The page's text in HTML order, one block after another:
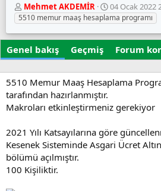
Y
a
z
a
r
Mehmet AKDEMİR
O
l
u
ş
u
r
u
a
a
r
04 Ocak 2022
5510 memur maaş hesaplama programı
Genel bakış Geçmiş Forum
5510 Memur Maaş Hesaplama
tarafından hazırlanmıştır.
Makroları etkinleştirmeniz gerekiyor
2021 Yılı Katsayılarına göre
Kesenek Sisteminde Asgari Ücret
bölümü açılmıştır.
100 Kişiliktir.